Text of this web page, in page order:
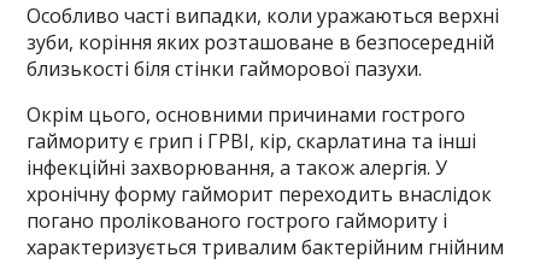
Особливо часті випадки, коли уражаються верхні
зуби, коріння яких розташоване в безпосередній
близькості біля стінки гайморової пазухи.
Окрім цього, основними причинами гострого
гаймориту є грип і ГРВІ, кір, скарлатина та інші
інфекційні захворювання, а також алергія. У
хронічну форму гайморит переходить внаслідок
погано пролікованого гострого гаймориту і
характеризується тривалим бактерійним гнійним